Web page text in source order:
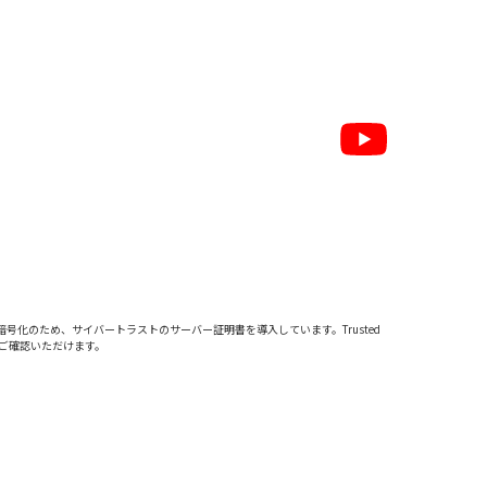
号化のため、サイバートラストのサーバー証明書を導入しています。Trusted
認いただけます。